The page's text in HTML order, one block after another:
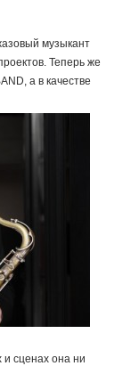
музыкант
Теперь же
а в качестве
сценах она ни